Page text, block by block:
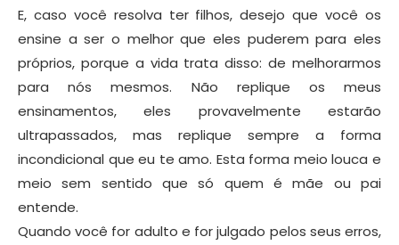
E, caso você resolva ter filhos, desejo que você os
ensine a ser o melhor que eles puderem para eles
próprios, porque a vida trata disso: de melhorarmos
para nós mesmos. Não replique os meus
ensinamentos, eles provavelmente estarão
ultrapassados, mas replique sempre a forma
incondicional que eu te amo. Esta forma meio louca e
meio sem sentido que só quem é mãe ou pai
entende.
Quando você for adulto e for julgado pelos seus erros,